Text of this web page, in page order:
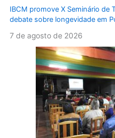
IBCM promove X Seminário de
debate sobre longevidade em
7 de agosto de 2026